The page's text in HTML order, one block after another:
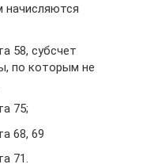
начисляются
58, субсчет
по которым не
75;
68, 69
71.